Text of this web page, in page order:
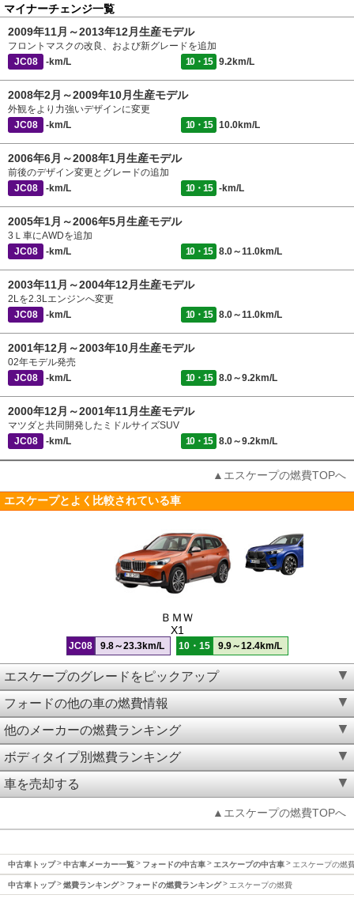
マイナーチェンジ一覧
2009年11月～2013年12月生産モデル
フロントマスクの改良、および新グレードを追加
JC08
-km/L 10・15 9.2km/L
2008年2月～2009年10月生産モデル
外観をより力強いデザインに変更
JC08
-km/L 10・15 10.0km/L
2006年6月～2008年1月生産モデル
前後のデザイン変更とグレードの追加
JC08
-km/L 10・15 -km/L
2005年1月～2006年5月生産モデル
3Ｌ車にAWDを追加
JC08
-km/L 10・15 8.0～11.0km/L
2003年11月～2004年12月生産モデル
2Lを2.3Lエンジンへ変更
JC08
-km/L 10・15 8.0～11.0km/L
2001年12月～2003年10月生産モデル
02年モデル発売
JC08
-km/L 10・15 8.0～9.2km/L
2000年12月～2001年11月生産モデル
マツダと共同開発したミドルサイズSUV
JC08
-km/L 10・15 8.0～9.2km/L
▲エスケープの燃費TOPへ
エスケープとよく比較されている車
ＢＭＷ
X1
JC08 9.8～23.3km/L 10・15 9.9～12.4km/L
エスケープのグレードをピックアップ
フォードの他の車の燃費情報
他のメーカーの燃費ランキング
ボディタイプ別燃費ランキング
車を売却する
▲エスケープの燃費TOPへ
中古車トップ 中古車メーカー一覧 フォードの中古車 エスケープの中古車 エスケープの燃
中古車トップ 燃費ランキング フォードの燃費ランキング エスケープの燃費